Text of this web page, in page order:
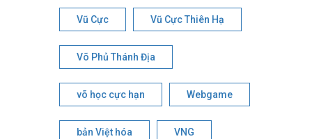
Vũ Cực Vũ Cực Thiên Hạ
Võ Phủ Thánh Địa
võ học cực hạn Webgame
bản Việt hóa VNG